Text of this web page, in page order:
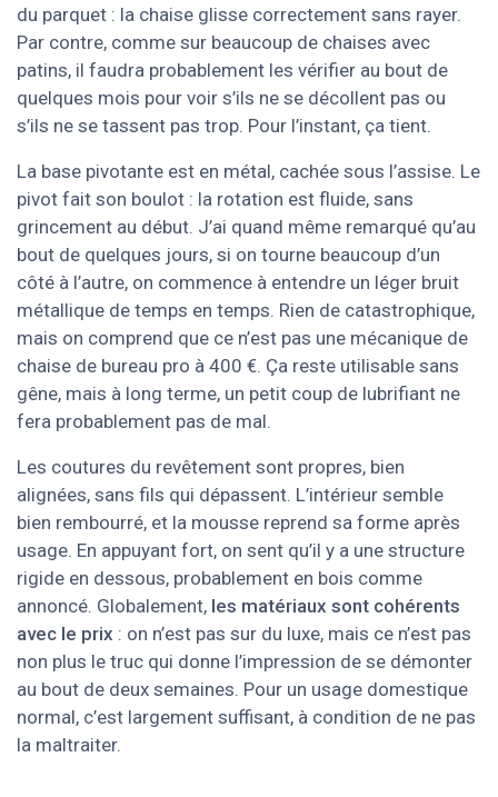
du parquet : la chaise glisse correctement sans rayer.
Par contre, comme sur beaucoup de chaises avec
patins, il faudra probablement les vérifier au bout de
quelques mois pour voir s’ils ne se décollent pas ou
s’ils ne se tassent pas trop. Pour l’instant, ça tient.
La base pivotante est en métal, cachée sous l’assise. Le
pivot fait son boulot : la rotation est fluide, sans
grincement au début. J’ai quand même remarqué qu’au
bout de quelques jours, si on tourne beaucoup d’un
côté à l’autre, on commence à entendre un léger bruit
métallique de temps en temps. Rien de catastrophique,
mais on comprend que ce n’est pas une mécanique de
chaise de bureau pro à 400 €. Ça reste utilisable sans
gêne, mais à long terme, un petit coup de lubrifiant ne
fera probablement pas de mal.
Les coutures du revêtement sont propres, bien
alignées, sans fils qui dépassent. L’intérieur semble
bien rembourré, et la mousse reprend sa forme après
usage. En appuyant fort, on sent qu’il y a une structure
rigide en dessous, probablement en bois comme
annoncé. Globalement, les matériaux sont cohérents
avec le prix : on n’est pas sur du luxe, mais ce n’est pas
non plus le truc qui donne l’impression de se démonter
au bout de deux semaines. Pour un usage domestique
normal, c’est largement suffisant, à condition de ne pas
la maltraiter.